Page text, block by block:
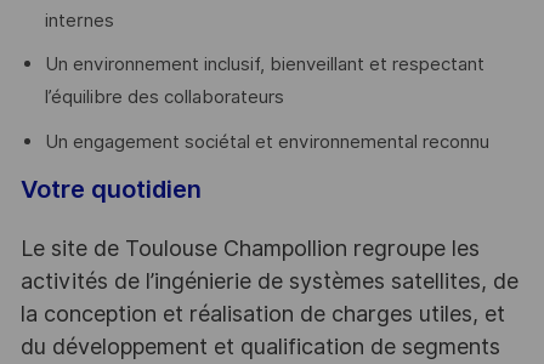
internes
Un environnement inclusif, bienveillant et respectant
l’équilibre des collaborateurs
Un engagement sociétal et environnemental reconnu
Votre quotidien
Le site de Toulouse Champollion regroupe les
activités de l’ingénierie de systèmes satellites, de
la conception et réalisation de charges utiles, et
du développement et qualification de segments